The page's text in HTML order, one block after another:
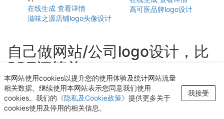
在线生成 查看详情
滋味之源店铺logo头像设计
高可医品牌logo设计
自己做网站/公司logo设计，比
PPT还简单！
轻点几下即可获得个性化logo设计
开始生成LOGO
本网站使用cookies以提升您的使用体验及统计网站流量
相关数据。继续使用本网站表示您同意我们使用
cookies。我们的 《隐私及Cookie政策》 提供更多关于
cookies使用及停用的相关信息。
我接受